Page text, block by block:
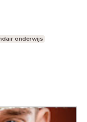
onderwijs